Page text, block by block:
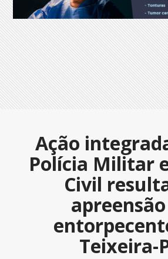
Ação
Polícia Militar
Civil
Teixeira-